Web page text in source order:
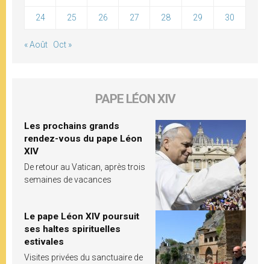
24 25 26 27 28 29 30
« Août Oct »
PAPE LÉON XIV
Les prochains grands
rendez-vous du pape Léon
XIV
De retour au Vatican, après trois
semaines de vacances
Le pape Léon XIV poursuit
ses haltes spirituelles
estivales
Visites privées du sanctuaire de